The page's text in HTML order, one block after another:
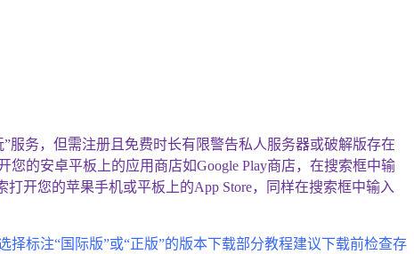
服务，但需注册且免费时长有限警告私人服务器或破解版存在
的安卓平板上的应用商店如Google Play商店，在搜索框中输
开您的苹果手机或平板上的App Store，同样在搜索框中输入
择标注“国际版”或“正版”的版本下载部分教程建议下载前检查存